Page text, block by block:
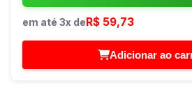
em até 3x deR$ 59,73
Adicionar ao